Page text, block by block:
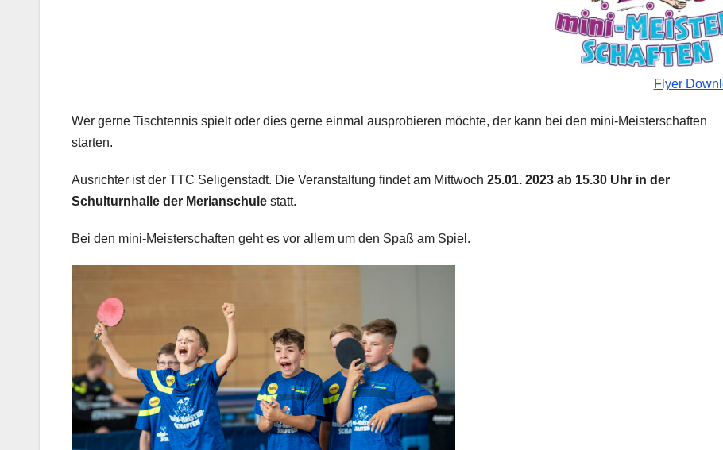
Flyer
Wer gerne Tischtennis spielt oder dies gerne einmal ausprobieren möchte, der kann bei den mini-Meisterschaften
starten.
Ausrichter ist der TTC Seligenstadt. Die Veranstaltung findet am Mittwoch 25.01. 2023 ab 15.30 Uhr in der
Schulturnhalle der Merianschule statt.
Bei den mini-Meisterschaften geht es vor allem um den Spaß am Spiel.